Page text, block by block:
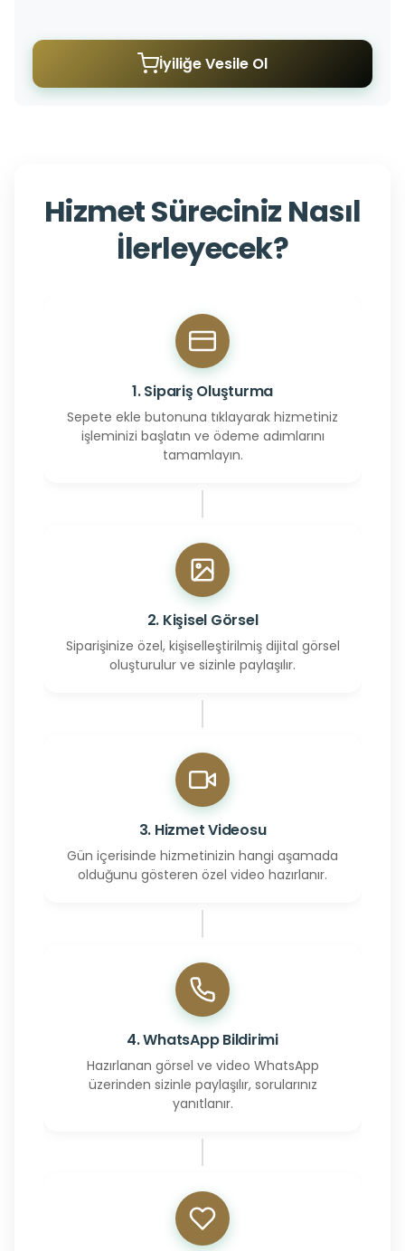
İyiliğe Vesile Ol
Hizmet Süreciniz Nasıl
İlerleyecek?
1. Sipariş Oluşturma
Sepete ekle butonuna tıklayarak hizmetiniz
işleminizi başlatın ve ödeme adımlarını
tamamlayın.
2. Kişisel Görsel
Siparişinize özel, kişiselleştirilmiş dijital görsel
oluşturulur ve sizinle paylaşılır.
3. Hizmet Videosu
Gün içerisinde hizmetinizin hangi aşamada
olduğunu gösteren özel video hazırlanır.
4. WhatsApp Bildirimi
Hazırlanan görsel ve video WhatsApp
üzerinden sizinle paylaşılır, sorularınız
yanıtlanır.